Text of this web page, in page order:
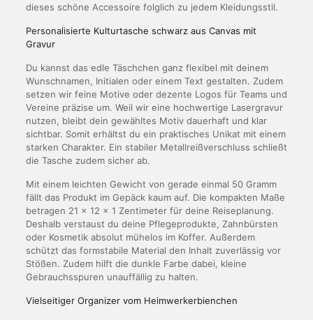
dieses schöne Accessoire folglich zu jedem Kleidungsstil.
Personalisierte Kulturtasche schwarz aus Canvas mit
Gravur
Du kannst das edle Täschchen ganz flexibel mit deinem
Wunschnamen, Initialen oder einem Text gestalten. Zudem
setzen wir feine Motive oder dezente Logos für Teams und
Vereine präzise um. Weil wir eine hochwertige Lasergravur
nutzen, bleibt dein gewähltes Motiv dauerhaft und klar
sichtbar. Somit erhältst du ein praktisches Unikat mit einem
starken Charakter. Ein stabiler Metallreißverschluss schließt
die Tasche zudem sicher ab.
Mit einem leichten Gewicht von gerade einmal 50 Gramm
fällt das Produkt im Gepäck kaum auf. Die kompakten Maße
betragen 21 x 12 x 1 Zentimeter für deine Reiseplanung.
Deshalb verstaust du deine Pflegeprodukte, Zahnbürsten
oder Kosmetik absolut mühelos im Koffer. Außerdem
schützt das formstabile Material den Inhalt zuverlässig vor
Stößen. Zudem hilft die dunkle Farbe dabei, kleine
Gebrauchsspuren unauffällig zu halten.
Vielseitiger Organizer vom Heimwerkerbienchen